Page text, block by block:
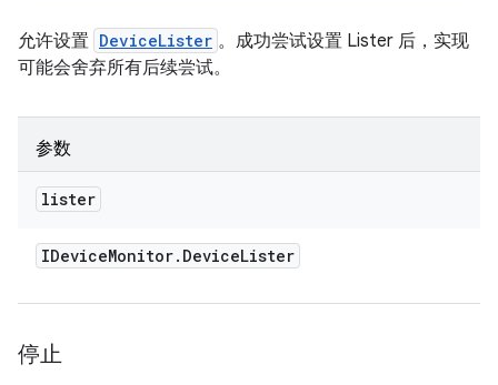
允许设置 DeviceLister 。成功尝试设置 Lister 后，实现
可能会舍弃所有后续尝试。
参数
lister
IDeviceMonitor. DeviceLister
停止